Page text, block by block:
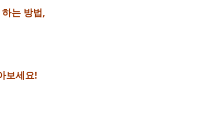
는 방법,
보세요!